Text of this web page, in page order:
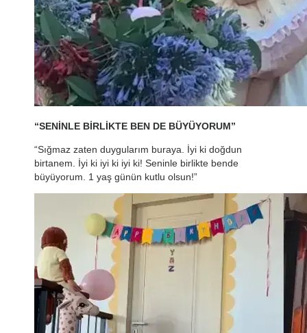
“SENİNLE BİRLİKTE BEN DE BÜYÜYORUM”
“Sığmaz zaten duygularım buraya. İyi ki doğdun
birtanem. İyi ki iyi ki iyi ki! Seninle birlikte bende
büyüyorum. 1 yaş günün kutlu olsun!”